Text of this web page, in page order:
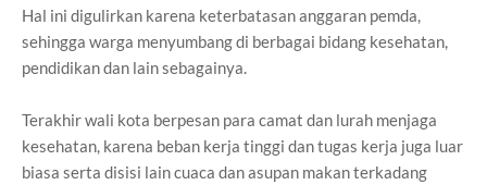
Hal ini digulirkan karena keterbatasan anggaran pemda,
sehingga warga menyumbang di berbagai bidang kesehatan,
pendidikan dan lain sebagainya.
Terakhir wali kota berpesan para camat dan lurah menjaga
kesehatan, karena beban kerja tinggi dan tugas kerja juga luar
biasa serta disisi lain cuaca dan asupan makan terkadang